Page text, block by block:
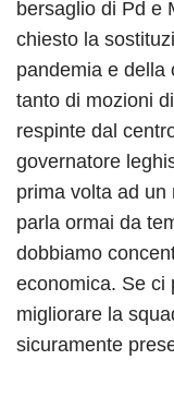
bersaglio di Pd e
chiesto la
pandemia e della
tanto di mozioni
respinte dal
governatore
prima volta ad un
parla ormai da
dobbiamo
economica. Se ci
migliorare la
sicuramente